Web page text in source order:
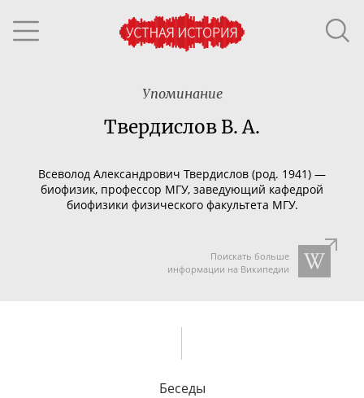
Упоминание
Твердислов В. А.
Всеволод Александрович Твердислов (род. 1941) —
биофизик, профессор МГУ, заведующий кафедрой
биофизики физического факультета МГУ.
Поискать больше
информации на Википедии
Беседы